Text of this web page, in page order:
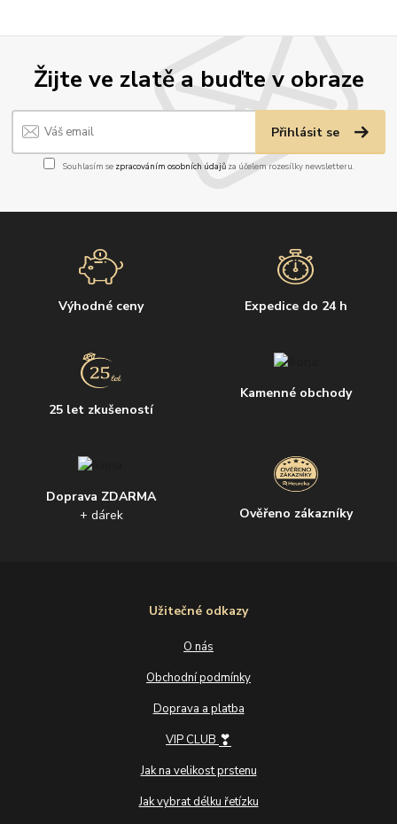
Žijte ve zlatě a buďte v obraze
Přihlásit se
Souhlasím se zpracováním osobních údajůza účelem rozesílky newsletteru.
Výhodné ceny Expedice do 24 h
25 let zkušeností
Kamenné obchody
Doprava ZDARMA
+ dárek
Ověřeno zákazníky
Užitečné odkazy
O nás
Obchodní podmínky
Doprava a platba
VIP CLUB ❣
Jak na velikost prstenu
Jak vybrat délku řetízku